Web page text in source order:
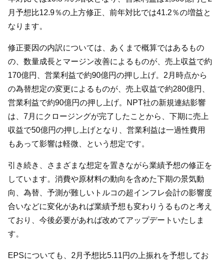
月予想比12.9％の上方修正、前年対比では41.2％の増益と
なります。
修正要因の内訳については、あくまで概算ではあるもの
の、数量成長とマージン改善によるものが、売上収益で約
170億円、営業利益で約90億円の押し上げ。2月時点から
の為替想定の変更によるものが、売上収益で約280億円、
営業利益で約90億円の押し上げ。NPT社の新規連結影響
は、7月にクロージングが完了したことから、下期に売上
収益で50億円の押し上げとなり、営業利益は一過性費用
もあって影響は軽微、という想定です。
引き続き、さまざまな想定を置きながら業績予想の修正を
しています。消費や原材料の動向を含めた下期の景気動
向、為替、予測が難しいトルコの超インフレ会計の影響度
合いなどに変化があれば業績予想も変わりうるものと考え
ており、今後必要があれば改めてアップデートいたしま
す。
EPSについても、2月予想比5.11円の上振れを予想してお